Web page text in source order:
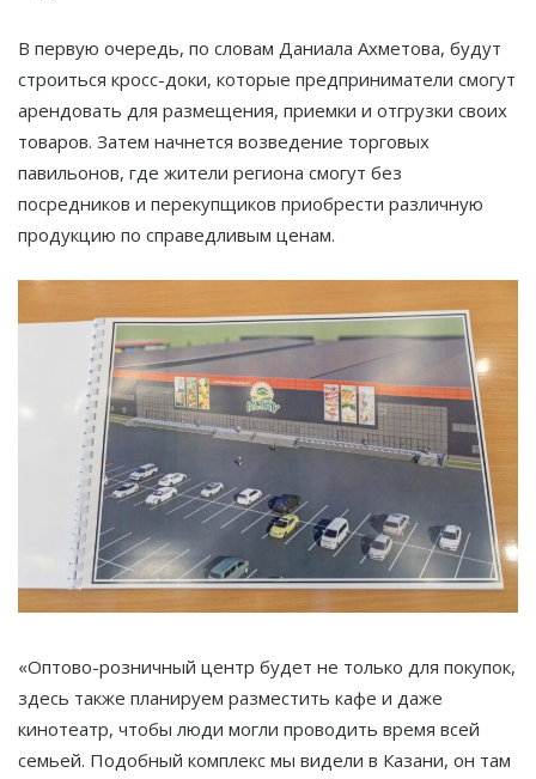
В первую очередь, по словам Даниала Ахметова, будут
строиться кросс-доки, которые предприниматели смогут
арендовать для размещения, приемки и отгрузки своих
товаров. Затем начнется возведение торговых
павильонов, где жители региона смогут без
посредников и перекупщиков приобрести различную
продукцию по справедливым ценам.
«Оптово-розничный центр будет не только для покупок,
здесь также планируем разместить​ кафе и даже
кинотеатр, чтобы люди могли проводить время всей
семьей. Подобный комплекс мы видели в Казани, он там